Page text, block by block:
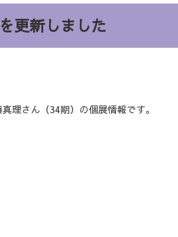
更新しました
理さん（34期）の個展情報です。